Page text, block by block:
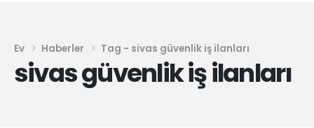
Ev Haberler Tag - sivas güvenlik iş ilanları
sivas güvenlik iş ilanları